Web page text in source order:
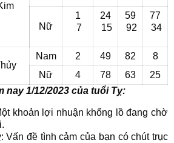
Nữ
1
7
24
15
59
92
77
34
Nam 2 49 82
8
Nữ
4 78 63
25
nay 1/12/2023 của tuổi Tỵ:
khoản lợi nhuận khổng lồ đang chờ
Vấn đề tình cảm của bạn có chút trục